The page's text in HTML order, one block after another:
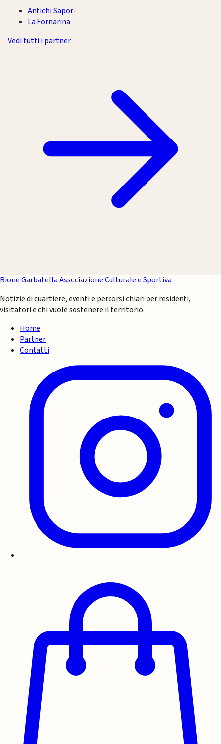
Antichi Sapori
La Fornarina
Vedi tutti i partner
Rione GarbatellaAssociazione Culturale e Sportiva
Notizie di quartiere, eventi e percorsi chiari per residenti,
visitatori e chi vuole sostenere il territorio.
Home
Partner
Contatti